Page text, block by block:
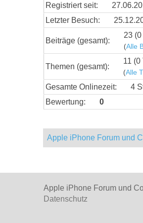
Registriert seit:
Letzter Besuch:
Beiträge (gesamt):
23
(Alle
Themen (gesamt):
11 (0
(Alle
Gesamte Onlinezeit:
4
Bewertung:
0
Apple iPhone Forum und
Apple iPhone Forum und
Datenschutz